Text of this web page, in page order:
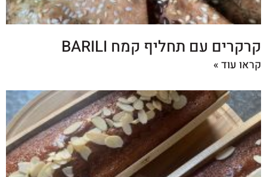
קרקרים עם תחליף קמח BARILI
קראו עוד »